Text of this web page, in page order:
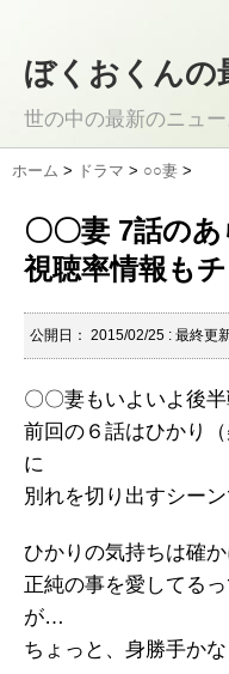
ぼくおくんの
世の中の最新のニュ
ホーム > ドラマ > ○○妻 >
〇〇妻 7話の
視聴率情報も
公開日： 2015/02/25 : 最終更
〇〇妻もいよいよ後半
前回の６話はひかり
に
別れを切り出すシー
ひかりの気持ちは確か
正純の事を愛してる
が…
ちょっと、身勝手か